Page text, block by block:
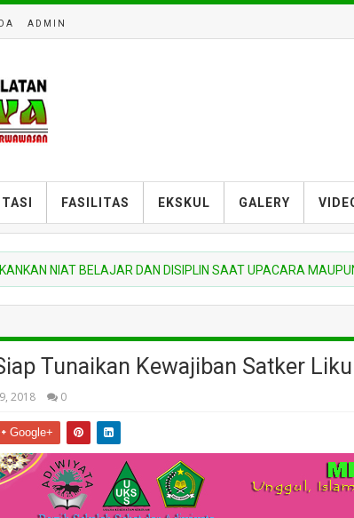
ADMIN
FASILITAS EKSKUL GALERY
NIAT BELAJAR DAN DISIPLIN SAAT UPACARA MAUPUN
Tunaikan Kewajiban Satker
2018 0
Google+